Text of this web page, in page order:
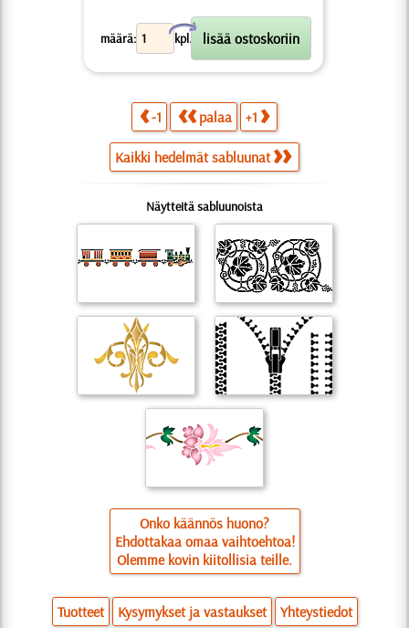
määrä: kpl.
X
-1 palaa +1
Kaikki hedelmät sabluunat
Näytteitä sabluunoista
Onko käännös huono?
Ehdottakaa omaa vaihtoehtoa!
Olemme kovin kiitollisia teille.
Tuotteet Kysymykset ja vastaukset Yhteystiedot